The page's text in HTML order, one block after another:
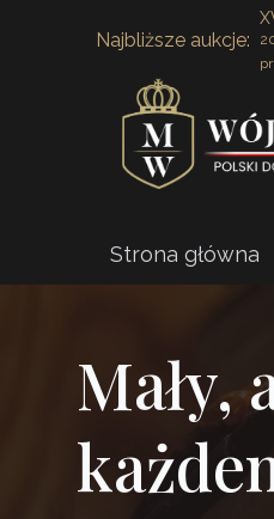
Najbliższe aukcje:
Strona główna